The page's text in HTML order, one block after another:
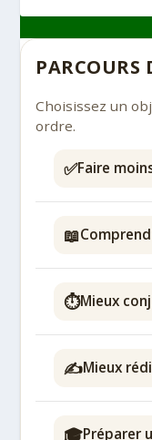
PARCOURS
Choisissez un
ordre.
✅Faire
📖
⏱️Mieux
✍️Mieux
🎓Préparer